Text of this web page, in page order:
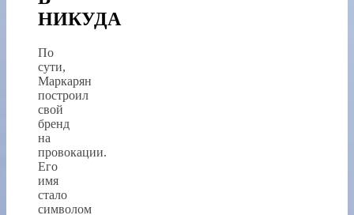
НИКУДА
По
сути,
Маркарян
построил
свой
бренд
на
провокации.
Его
имя
стало
символом